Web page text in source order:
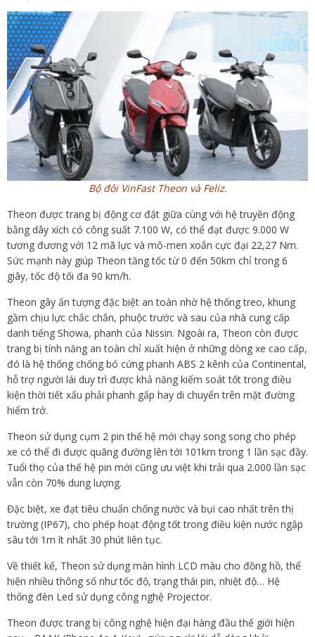
Bộ đôi VinFast Theon và Feliz.
Theon được trang bị động cơ đặt giữa cùng với hệ truyền động
bằng dây xích có công suất 7.100 W, có thể đạt được 9.000 W
tương đương với 12 mã lực và mô-men xoắn cực đại 22,27 Nm.
Sức mạnh này giúp Theon tăng tốc từ 0 đến 50km chỉ trong 6
giây, tốc độ tối đa 90 km/h.
Theon gây ấn tượng đặc biệt an toàn nhờ hệ thống treo, khung
gầm chịu lực chắc chắn, phuộc trước và sau của nhà cung cấp
danh tiếng Showa, phanh của Nissin. Ngoài ra, Theon còn được
trang bị tính năng an toàn chỉ xuất hiện ở những dòng xe cao cấp,
đó là hệ thống chống bó cứng phanh ABS 2 kênh của Continental,
hỗ trợ người lái duy trì được khả năng kiểm soát tốt trong điều
kiện thời tiết xấu phải phanh gấp hay di chuyển trên mặt đường
hiểm trở.
Theon sử dụng cụm 2 pin thế hệ mới chạy song song cho phép
xe có thể đi được quãng đường lên tới 101km trong 1 lần sạc đầy.
Tuổi thọ của thế hệ pin mới cũng ưu việt khi trải qua 2.000 lần sạc
vẫn còn 70% dung lượng.
Đặc biệt, xe đạt tiêu chuẩn chống nước và bụi cao nhất trên thị
trường (IP67), cho phép hoạt động tốt trong điều kiện nước ngập
sâu tới 1m ít nhất 30 phút liên tục.
Về thiết kế, Theon sử dụng màn hình LCD màu cho đồng hồ, thể
hiện nhiều thông số như tốc độ, trạng thái pin, nhiệt độ… Hệ
thống đèn Led sử dụng công nghệ Projector.
Theon được trang bị công nghệ hiện đại hàng đầu thế giới hiện